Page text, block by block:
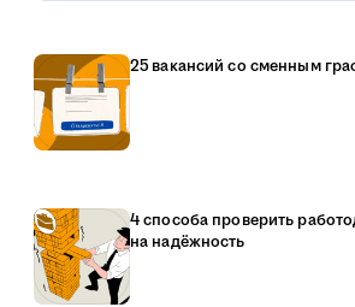
25 вакансий со сменным
4 способа проверить
на надёжность